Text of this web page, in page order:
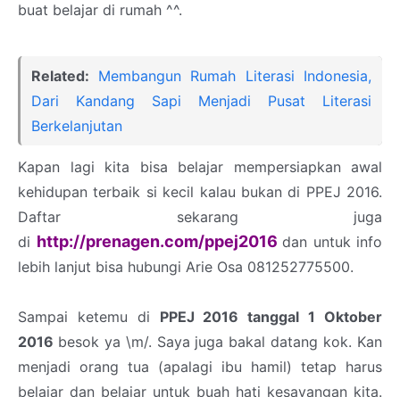
buat belajar di rumah ^^.
Related: Membangun Rumah Literasi Indonesia,
Dari Kandang Sapi Menjadi Pusat Literasi
Berkelanjutan
Kapan lagi kita bisa belajar mempersiapkan awal
kehidupan terbaik si kecil kalau bukan di PPEJ 2016.
Daftar sekarang juga
di http://prenagen.com/ppej2016 dan untuk info
lebih lanjut bisa hubungi Arie Osa 081252775500.
Sampai ketemu di PPEJ 2016 tanggal 1 Oktober
2016 besok ya \m/. Saya juga bakal datang kok. Kan
menjadi orang tua (apalagi ibu hamil) tetap harus
belajar dan belajar untuk buah hati kesayangan kita.